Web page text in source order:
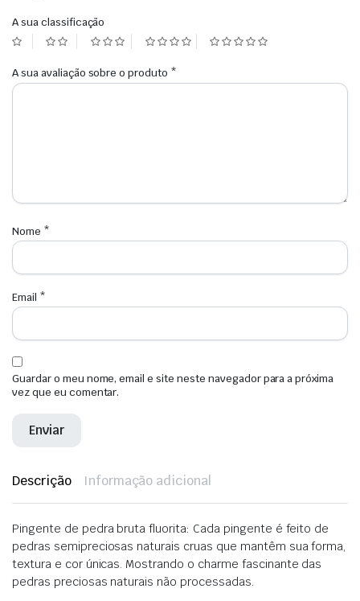
A sua classificação
A sua avaliação sobre o produto *
Nome *
Email *
Guardar o meu nome, email e site neste navegador para a próxima
vez que eu comentar.
Descrição Informação adicional
Pingente de pedra bruta fluorita: Cada pingente é feito de
pedras semipreciosas naturais cruas que mantêm sua forma,
textura e cor únicas. Mostrando o charme fascinante das
pedras preciosas naturais não processadas.